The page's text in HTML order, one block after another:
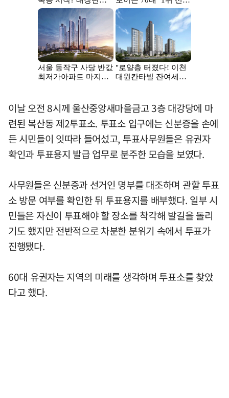
이날 오전 8시께 울산중앙새마을금고 3층 대강당에 마
련된 복산동 제2투표소. 투표소 입구에는 신분증을 손에
든 시민들이 잇따라 들어섰고, 투표사무원들은 유권자
확인과 투표용지 발급 업무로 분주한 모습을 보였다.
사무원들은 신분증과 선거인 명부를 대조하며 관할 투표
소 방문 여부를 확인한 뒤 투표용지를 배부했다. 일부 시
민들은 자신이 투표해야 할 장소를 착각해 발길을 돌리
기도 했지만 전반적으로 차분한 분위기 속에서 투표가
진행됐다.
60대 유권자는 지역의 미래를 생각하며 투표소를 찾았
다고 했다.